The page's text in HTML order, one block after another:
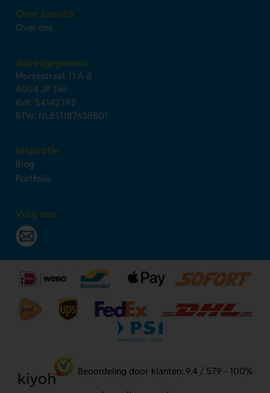
Over Lavista
Over ons
Adresgegevens
Morsestraat 11 A-B
4004 JP Tiel
KvK: 54142792
BTW: NL851187638B01
Inspiratie
Blog
Portfolio
Volg ons
Beoordeling door klanten: 9.4 / 579 - 100%